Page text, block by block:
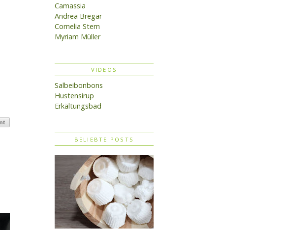
Camassia
Andrea Bregar
Cornelia Stern
Myriam Müller
VIDEOS
Salbeibonbons
Hustensirup
Erkältungsbad
BELIEBTE POSTS